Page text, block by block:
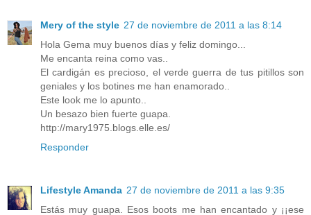
Mery of the style 27 de noviembre de 2011 a las 8:14
Hola Gema muy buenos días y feliz domingo...
Me encanta reina como vas..
El cardigán es precioso, el verde guerra de tus pitillos son
geniales y los botines me han enamorado..
Este look me lo apunto..
Un besazo bien fuerte guapa.
http://mary1975.blogs.elle.es/
Responder
Lifestyle Amanda 27 de noviembre de 2011 a las 9:35
Estás muy guapa. Esos boots me han encantado y ¡¡ese